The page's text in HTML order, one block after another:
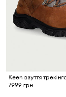
7999 грн